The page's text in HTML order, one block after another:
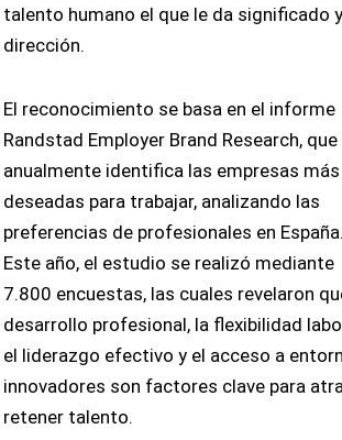
talento humano el que le da significado y
dirección.
El reconocimiento se basa en el informe
Randstad Employer Brand Research, que
anualmente identifica las empresas más
deseadas para trabajar, analizando las
preferencias de profesionales en España.
Este año, el estudio se realizó mediante
7.800 encuestas, las cuales revelaron
desarrollo profesional, la flexibilidad
el liderazgo efectivo y el acceso a
innovadores son factores clave para
retener talento.